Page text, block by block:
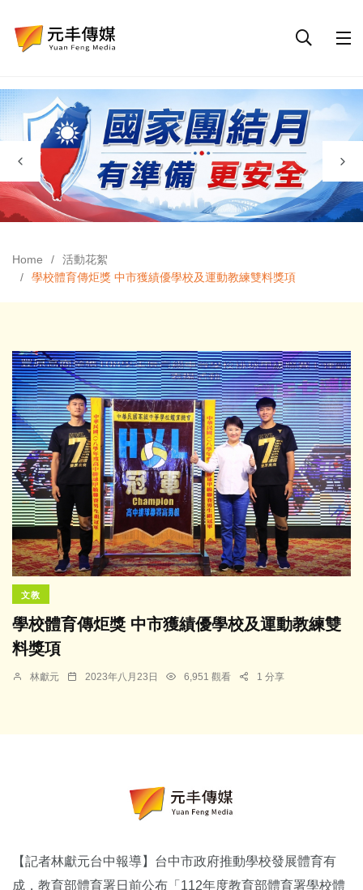
Home
活動花絮
學校體育傳炬獎 中市獲績優學校及運動教練雙料獎項
文教
學校體育傳炬獎 中市獲績優學校及運動教練雙
料獎項
林獻元 2023年八月23日 6,951 觀看 1 分享
【記者林獻元台中報導】台中市政府推動學校發展體育有
成，教育部體育署日前公布「112年度教育部體育署學校體